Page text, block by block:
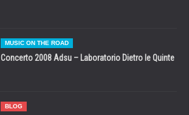
MUSIC ON THE ROAD
Concerto 2008 Adsu – Laboratorio Dietro le Quinte
BLOG